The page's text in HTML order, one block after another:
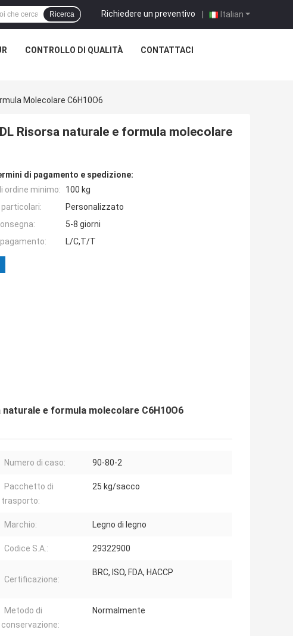
Italian
Richiedere un preventivo |
Ricerca
CONTROLLO DI QUALITÀ CONTATTACI
Molecolare C6H10O6
Risorsa naturale e formula molecolare
di pagamento e spedizione:
ordine minimo:
100 kg
particolari:
Personalizzato
5-8 giorni
L/C,T/T
e formula molecolare C6H10O6
Numero di caso: 90-80-2
Pacchetto di
trasporto:
25 kg/sacco
Marchio: Legno di legno
Codice S.A.: 29322900
Certificazione:
BRC, ISO, FDA, HACCP
Metodo di
conservazione:
Normalmente